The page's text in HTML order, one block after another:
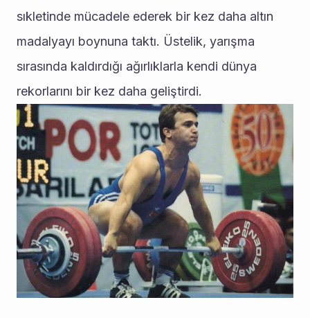
sıkletinde mücadele ederek bir kez daha altın
madalyayı boynuna taktı. Üstelik, yarışma
sırasında kaldırdığı ağırlıklarla kendi dünya
rekorlarını bir kez daha geliştirdi.